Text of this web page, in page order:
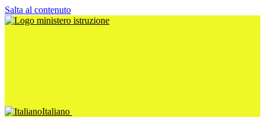
Salta al contenuto
Italiano